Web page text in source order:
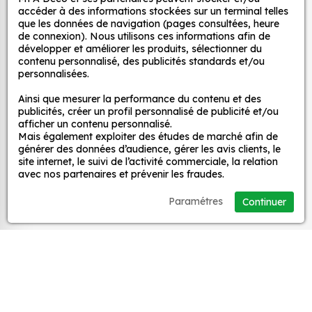
et ce, à moindre coût et sans effort.
Quels sont les avantages de nos stickers
décoration ?
Une grande variété de motifs et de couleurs :
disponibles dans une large gamme de motifs et
de couleurs, ce qui vous permet de trouver le
sticker parfait pour votre décoration.
Une installation facile : nos stickers sont faciles
à installer, même pour les débutants. Il suffit de
la surface souhaitée. Vous pouvez vous aider
d’une raclette si besoin.
décoratifs
MPA Déco
Nos services
Nos sites
Mon Compte
accéder à des informations stockées sur un terminal telles
que les données de navigation (pages consultées, heure
de connexion). Nous utilisons ces informations afin de
développer et améliorer les produits, sélectionner du
contenu personnalisé, des publicités standards et/ou
personnalisées.
Ainsi que mesurer la performance du contenu et des
publicités, créer un profil personnalisé de publicité et/ou
afficher un contenu personnalisé.
Mais également exploiter des études de marché afin de
générer des données d’audience, gérer les avis clients, le
site internet, le suivi de l’activité commerciale, la relation
avec nos partenaires et prévenir les fraudes.
Continuer
Paramétres